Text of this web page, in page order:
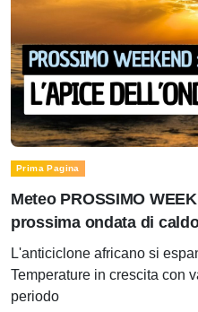
Prima Pagina
Meteo PROSSIMO
prossima ondata di
L'anticiclone africano si
Temperature in crescita con
periodo